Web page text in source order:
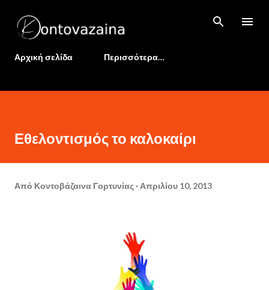
Αρχική σελίδα Περισσότερα…
Εθελοντισμός το καλοκαίρι
Από Κοντοβάζαινα Γορτυνίας Απριλίου 10, 2013